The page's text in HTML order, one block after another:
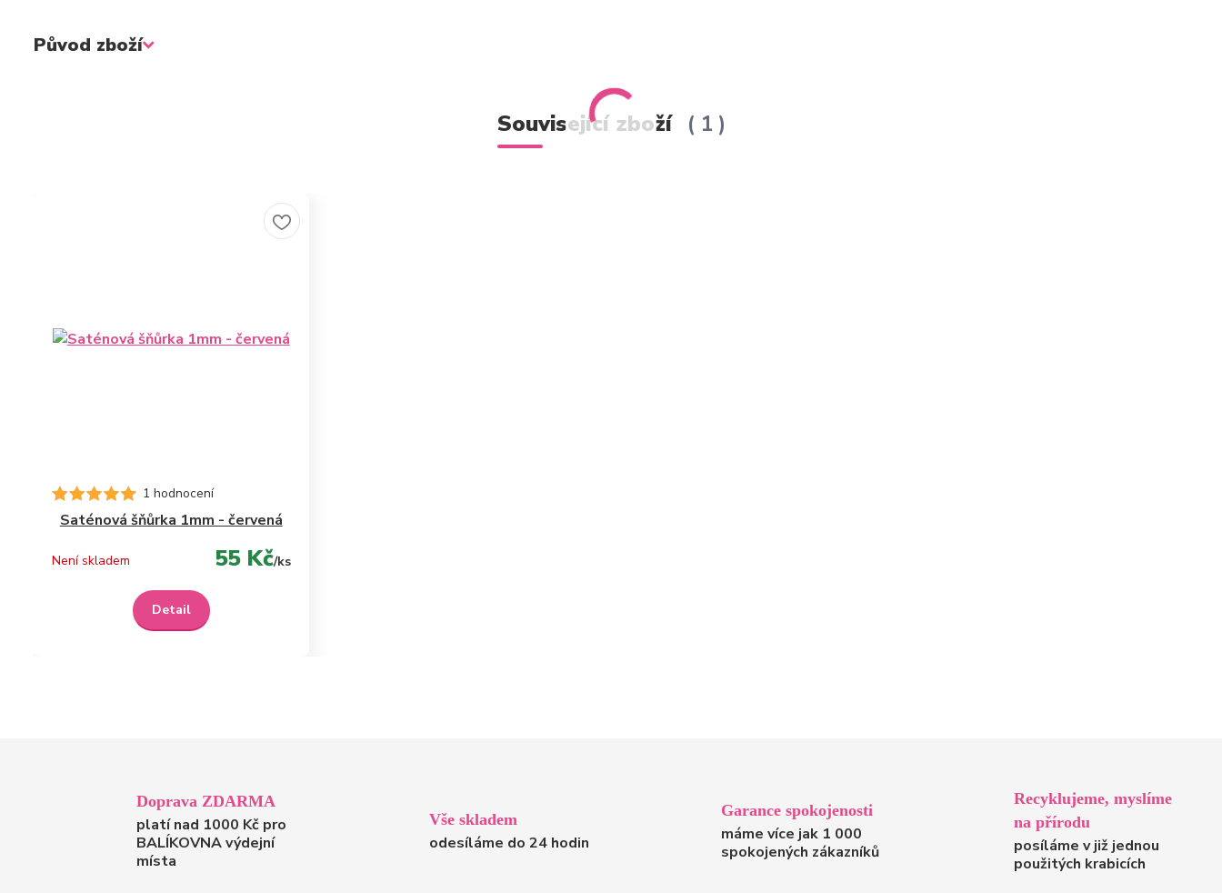
Původ zboží
Související zboží 1
1 hodnocení
Saténová šňůrka 1mm - červená
55 Kč/ks
Není skladem
Detail
Doprava ZDARMA
platí nad 1000 Kč pro
BALÍKOVNA výdejní
místa
Vše skladem
odesíláme do 24 hodin
Garance spokojenosti
máme více jak 1 000
spokojených zákazníků
Recyklujeme, myslíme
na přírodu
posíláme v již jednou
použitých krabicích